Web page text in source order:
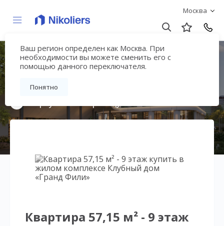
Москва
Ваш регион определен как Москва. При
необходимости вы можете сменить его с
помощью данного переключателя.
Понятно
Клубный дом «Гранд
Фили»
Квартира 57,15 м² - 9 этаж